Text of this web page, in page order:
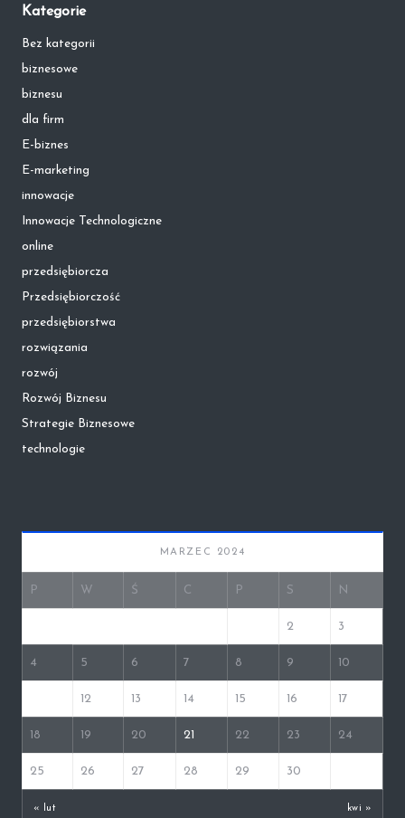
Kategorie
Bez kategorii
biznesowe
biznesu
dla firm
E-biznes
E-marketing
innowacje
Innowacje Technologiczne
online
przedsiębiorcza
Przedsiębiorczość
przedsiębiorstwa
rozwiązania
rozwój
Rozwój Biznesu
Strategie Biznesowe
technologie
MARZEC 2024
P W Ś C P S N
2 3
4 5 6 7 8 9 10
12 13 14 15 16 17
18 19 20 21 22 23 24
25 26 27 28 29 30
« lut kwi »